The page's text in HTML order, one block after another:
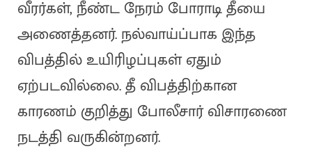
வீரர்கள், நீண்ட நேரம் போராடி தீயை
அணைத்தனர். நல்வாய்ப்பாக இந்த
விபத்தில் உயிரிழப்புகள் ஏதும்
ஏற்படவில்லை. தீ விபத்திற்கான
காரணம் குறித்து போலீசார் விசாரணை
நடத்தி வருகின்றனர்.